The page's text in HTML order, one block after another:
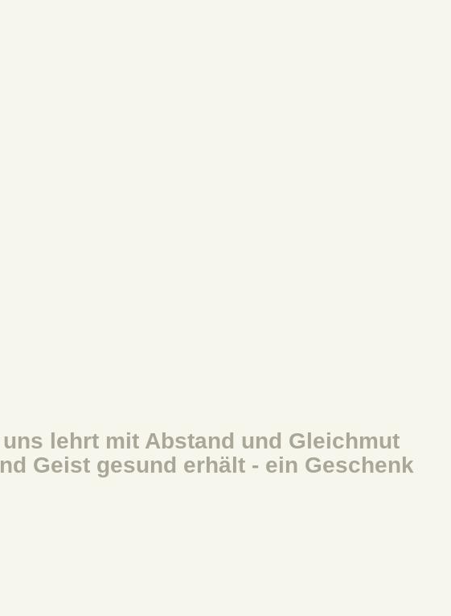
lehrt mit Abstand und Gleichmut
Geist gesund erhält - ein Geschenk